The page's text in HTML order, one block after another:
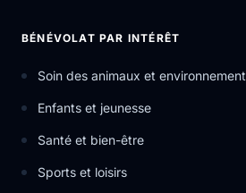
BÉNÉVOLAT PAR INTÉRÊT
Soin des animaux et environnement
Enfants et jeunesse
Santé et bien-être
Sports et loisirs